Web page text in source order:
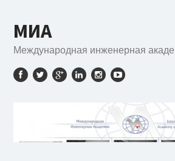
МИА
Международная инженерная